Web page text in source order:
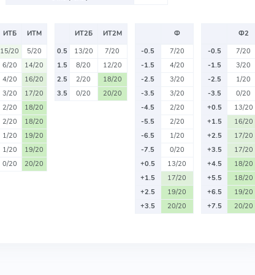
ИТБ
ИТМ
15/20
5/20
6/20
14/20
4/20
16/20
3/20
17/20
2/20
18/20
2/20
18/20
1/20
19/20
1/20
19/20
0/20 20/20
ИТ2Б
ИТ2М
0.5
13/20
7/20
1.5
8/20
12/20
2.5
2/20
18/20
3.5
0/20 20/20
Ф
-0.5
7/20
-1.5
4/20
-2.5
3/20
-3.5
3/20
-4.5
2/20
-5.5
2/20
-6.5
1/20
-7.5
0/20
+0.5
13/20
+1.5
17/20
+2.5
19/20
+3.5
20/20
Ф2
-0.5
7/20
-1.5
3/20
-2.5
1/20
-3.5
0/20
+0.5
13/20
+1.5
16/20
+2.5
17/20
+3.5
17/20
+4.5
18/20
+5.5
18/20
+6.5
19/20
+7.5
20/20